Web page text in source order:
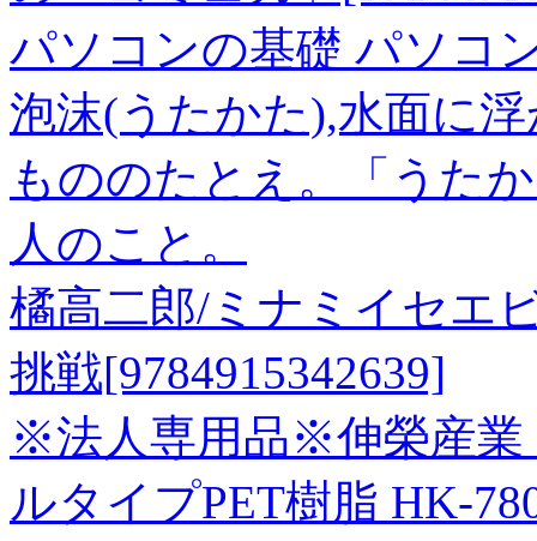
パソコンの基礎 パソコ
泡沫(うたかた),水面に
もののたとえ。「うた
人のこと。
橘高二郎/ミナミイセエ
挑戦[9784915342639]
※法人専用品※伸榮産業
ルタイプPET樹脂 HK-